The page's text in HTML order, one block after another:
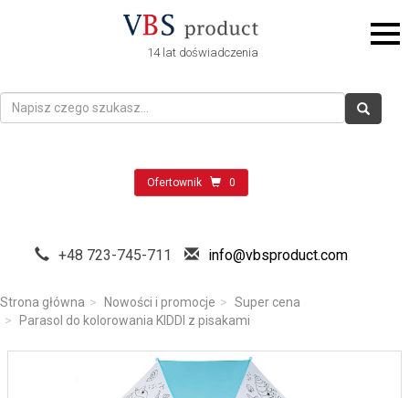
14 lat doświadczenia
Ofertownik 0
+48 723-745-711 info@vbsproduct.com
Strona główna Nowości i promocje
Super cena
Parasol do kolorowania KIDDI z pisakami